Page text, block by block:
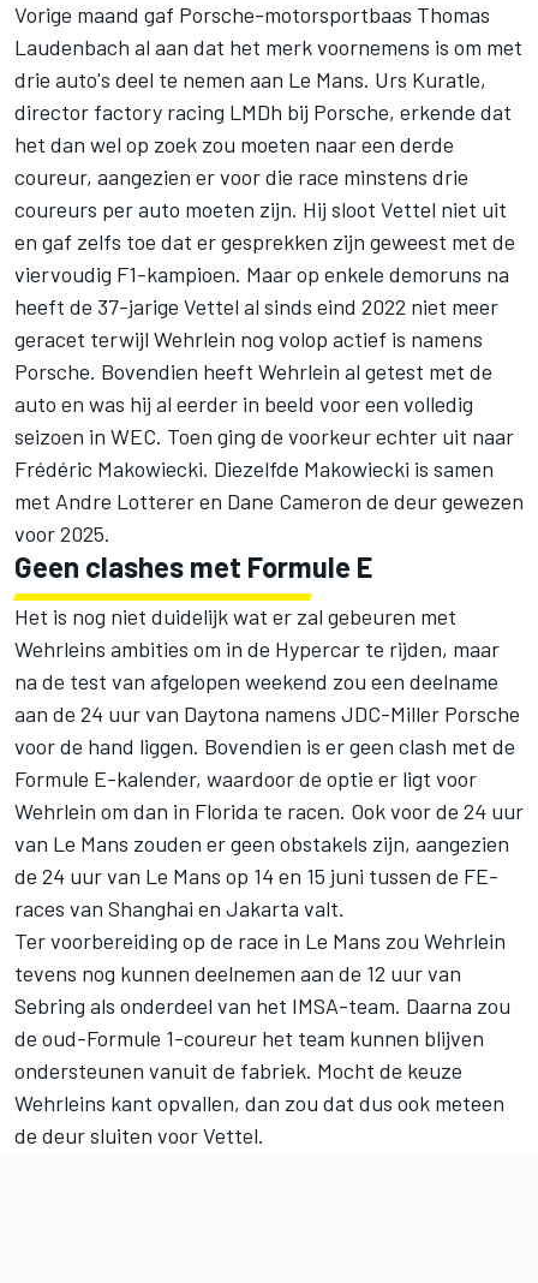
Vorige maand gaf Porsche-motorsportbaas Thomas
Laudenbach al aan dat het merk voornemens is om met
drie auto's deel te nemen aan Le Mans. Urs Kuratle,
director factory racing LMDh bij Porsche, erkende dat
het dan wel op zoek zou moeten naar een derde
coureur, aangezien er voor die race minstens drie
coureurs per auto moeten zijn. Hij sloot Vettel niet uit
en gaf zelfs toe dat er gesprekken zijn geweest met de
viervoudig F1-kampioen. Maar op enkele demoruns na
heeft de 37-jarige Vettel al sinds eind 2022 niet meer
geracet terwijl Wehrlein nog volop actief is namens
Porsche. Bovendien heeft Wehrlein al getest met de
auto en was hij al eerder in beeld voor een volledig
seizoen in WEC. Toen ging de voorkeur echter uit naar
Frédéric Makowiecki. Diezelfde Makowiecki is samen
met Andre Lottereren Dane Cameron de deur gewezen
voor 2025.
Geen clashes met Formule E
Het is nog niet duidelijk wat er zal gebeuren met
Wehrleins ambities om in de Hypercar te rijden, maar
na de test van afgelopen weekend zou een deelname
aan de 24 uur van Daytona namens JDC-Miller Porsche
voor de hand liggen. Bovendien is er geen clash met de
Formule E-kalender, waardoor de optie er ligt voor
Wehrlein om dan in Florida te racen. Ook voor de 24 uur
van Le Mans zouden er geen obstakels zijn, aangezien
de 24 uur van Le Mans op 14 en 15 juni tussen de FE-
races van Shanghai en Jakarta valt.
Ter voorbereiding op de race in Le Mans zou Wehrlein
tevens nog kunnen deelnemen aan de 12 uur van
Sebring als onderdeel van het IMSA-team. Daarna zou
de oud-Formule 1-coureur het team kunnen blijven
ondersteunen vanuit de fabriek. Mocht de keuze
Wehrleins kant opvallen, dan zou dat dus ook meteen
de deur sluiten voor Vettel.